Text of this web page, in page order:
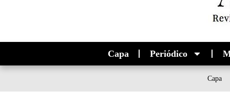
Capa Periódico
Capa